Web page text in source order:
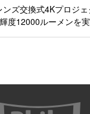
ズ交換式4Kプロジ
度12000ルーメンを